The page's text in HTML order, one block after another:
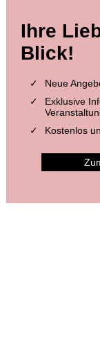
Ihre
Blick!
Neue
Exklusive
Kostenlos